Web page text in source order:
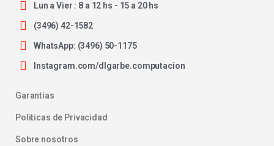
Lun a Vier : 8 a 12 hs - 15 a 20 hs
(3496) 42-1582
WhatsApp: (3496) 50-1175
Instagram.com/dlgarbe.computacion
Garantias
Politicas de Privacidad
Sobre nosotros